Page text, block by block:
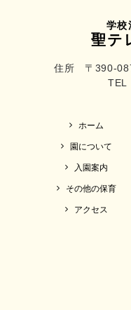
学校
聖テ
住所 〒390-
ホーム
園について
入園案内
その他の保育
アクセス